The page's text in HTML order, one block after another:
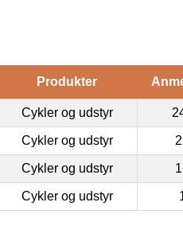
Produkter
Cykler og udstyr
Cykler og udstyr
Cykler og udstyr
Cykler og udstyr